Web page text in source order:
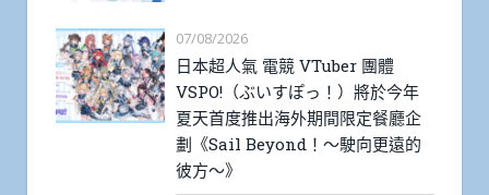
07/08/2026
日本超人氣 電競 VTuber 團體
VSPO!（ぶいすぽっ！）將於今年
夏天首度推出海外期間限定餐廳企
劃《Sail Beyond！～駛向更遠的
彼方～》